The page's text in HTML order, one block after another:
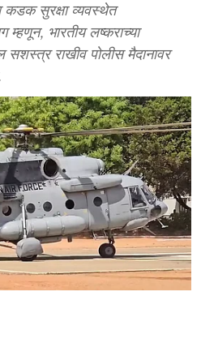
कडक सुरक्षा व्यवस्थेत
म्हणून, भारतीय लष्कराच्या
राखीव पोलीस मैदानावर